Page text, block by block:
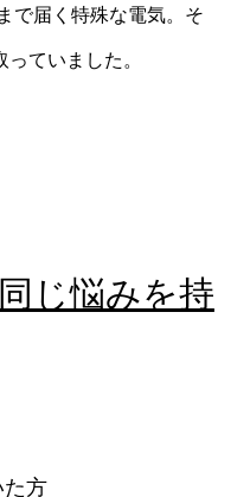
で届く特殊な電気。そ
ていました。
じ悩みを持
方